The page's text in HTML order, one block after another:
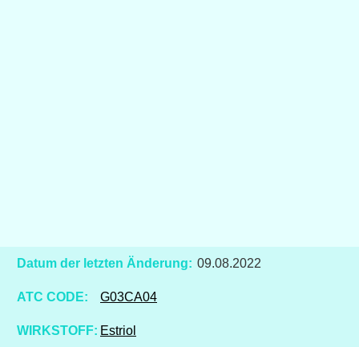
Datum der letzten Änderung: 09.08.2022
ATC CODE: G03CA04
WIRKSTOFF: Estriol